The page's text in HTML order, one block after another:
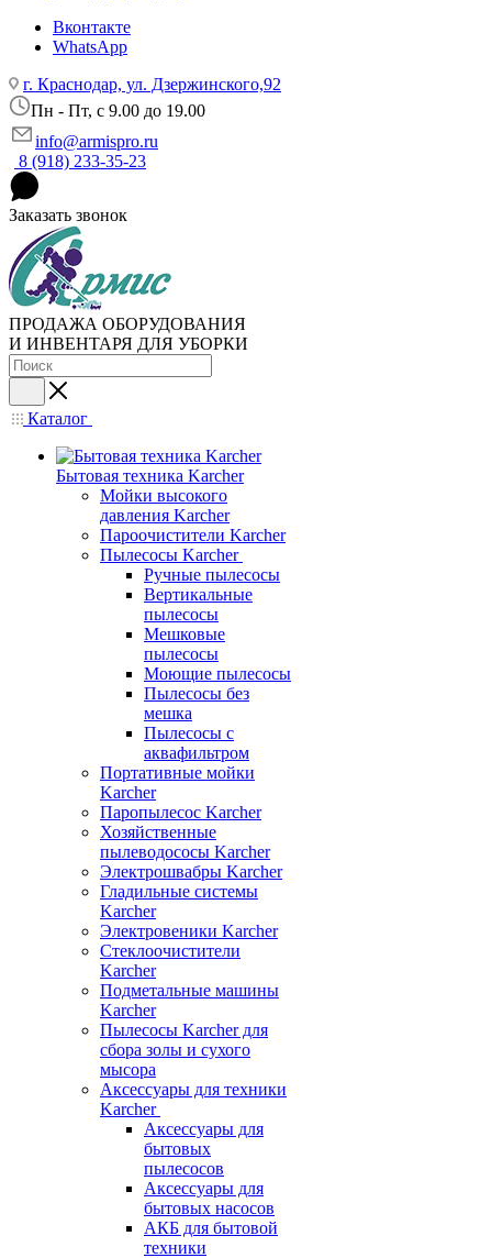
Вконтакте
WhatsApp
г. Краснодар, ул. Дзержинского,92
Пн - Пт, c 9.00 до 19.00
info@armispro.ru
8 (918) 233-35-23
Заказать звонок
ПРОДАЖА ОБОРУДОВАНИЯ
И ИНВЕНТАРЯ ДЛЯ УБОРКИ
Каталог
Бытовая техника Karcher
Мойки высокого
давления Karcher
Пароочистители Karcher
Пылесосы Karcher
Ручные пылесосы
Вертикальные
пылесосы
Мешковые
пылесосы
Моющие пылесосы
Пылесосы без
мешка
Пылесосы с
аквафильтром
Портативные мойки
Karcher
Паропылесос Karcher
Хозяйственные
пылеводососы Karcher
Электрошвабры Karcher
Гладильные системы
Karcher
Электровеники Karcher
Стеклоочистители
Karcher
Подметальные машины
Karcher
Пылесосы Karcher для
сбора золы и сухого
мысора
Аксессуары для техники
Karcher
Аксессуары для
бытовых
пылесосов
Аксессуары для
бытовых насосов
АКБ для бытовой
техники